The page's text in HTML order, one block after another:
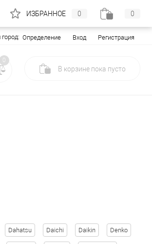
Определение Вход Регистрация
0
В корзине пока пусто
Dahatsu Daichi Daikin Denko
ИЗБРАННОЕ 0 0